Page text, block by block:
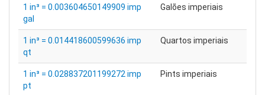
1 in³ = 0.003604650149909 imp
gal
Galões imperiais
1 in³ = 0.014418600599636 imp
qt
Quartos imperiais
1 in³ = 0.028837201199272 imp
pt
Pints imperiais